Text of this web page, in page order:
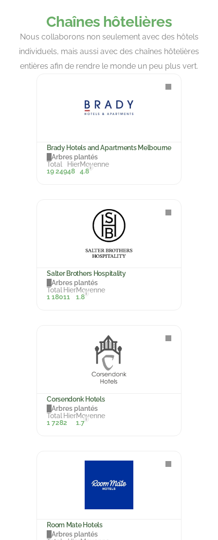
Chaînes hôtelières
Nous collaborons non seulement avec des hôtels
individuels, mais aussi avec des chaînes hôtelières
entières afin de rendre le monde un peu plus vert.
Brady Hotels and Apartments Melbourne
Arbres plantés
Total
19 249
Hier
48
Moyenne
4.8 i
Salter Brothers Hospitality
Arbres plantés
Total
1 180
Hier
11
Moyenne
1.8 i
Corsendonk Hotels
Arbres plantés
Total
1 728
Hier
2
Moyenne
1.7 i
Room Mate Hotels
Arbres plantés